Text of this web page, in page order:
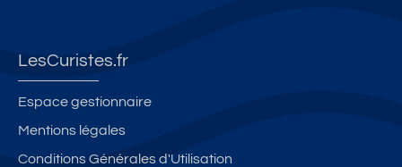
LesCuristes.fr
Espace gestionnaire
Mentions légales
Conditions Générales d'Utilisation